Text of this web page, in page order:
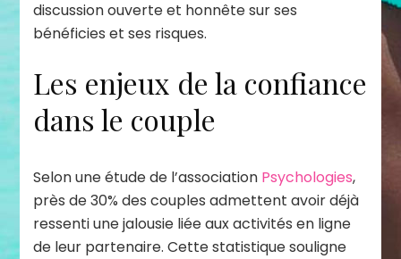
discussion ouverte et honnête sur ses
bénéficies et ses risques.
Les enjeux de la confiance
dans le couple
Selon une étude de l’association Psychologies,
près de 30% des couples admettent avoir déjà
ressenti une jalousie liée aux activités en ligne
de leur partenaire. Cette statistique souligne